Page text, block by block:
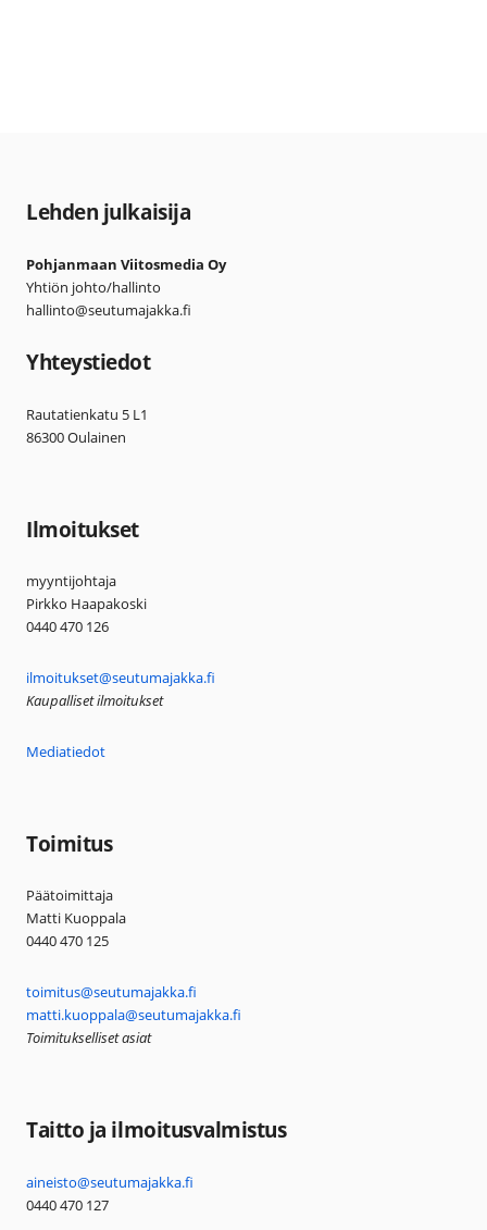
Lehden julkaisija
Pohjanmaan Viitosmedia Oy
Yhtiön johto/hallinto
hallinto@seutumajakka.fi
Yhteystiedot
Rautatienkatu 5 L1
86300 Oulainen
Ilmoitukset
myyntijohtaja
Pirkko Haapakoski
0440 470 126
ilmoitukset@seutumajakka.fi
Kaupalliset ilmoitukset
Mediatiedot
Toimitus
Päätoimittaja
Matti Kuoppala
0440 470 125
toimitus@seutumajakka.fi
matti.kuoppala@seutumajakka.fi
Toimitukselliset asiat
Taitto ja ilmoitusvalmistus
aineisto@seutumajakka.fi
0440 470 127